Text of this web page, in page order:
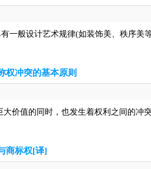
一般设计艺术规律(如装饰美、秩序美
权冲突的基本原则
大价值的同时，也发生着权利之间的冲
商标权[译]